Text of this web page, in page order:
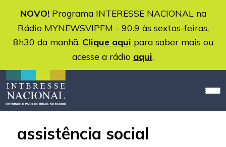
NOVO!Programa INTERESSE NACIONAL na
Rádio MYNEWSVIPFM - 90.9 às sextas-feiras,
8h30 da manhã. Clique aqui para saber mais ou
acesse a rádio aqui.
assistência social